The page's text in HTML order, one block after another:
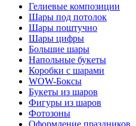
Гелиевые композиции
Шары под потолок
Шары поштучно
Шары цифры
Большие шары
Напольные букеты
Коробки с шарами
WOW-Боксы
Букеты из шаров
Фигуры из шаров
Фотозоны